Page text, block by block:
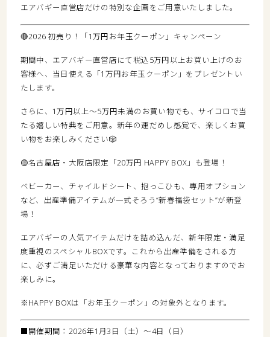
エアバギー直営店だけの特別な企画をご用意いたしました。
🔴2026 初売り！「1万円お年玉クーポン」キャンペーン
期間中、エアバギー直営店にて税込5万円以上お買い上げのお
客様へ、当日使える「1万円お年玉クーポン」をプレゼントい
たします。
さらに、1万円以上～5万円未満のお買い物でも、サイコロで当
たる嬉しい特典をご用意。新年の運だめし感覚で、楽しくお買
い物をお楽しみください🎲
🟡名古屋店・大阪店限定「20万円 HAPPY BOX」も登場！
ベビーカー、チャイルドシート、抱っこひも、専用オプション
など、出産準備アイテムが一式そろう“新春福袋セット”が新登
場！
エアバギーの人気アイテムだけを詰め込んだ、新年限定・満足
度重視のスペシャルBOXです。これから出産準備をされる方
に、必ずご満足いただける豪華な内容となっておりますのでお
楽しみに。
※HAPPY BOXは「お年玉クーポン」の対象外となります。
■開催期間：2026年1月3日（土）～4日（日）